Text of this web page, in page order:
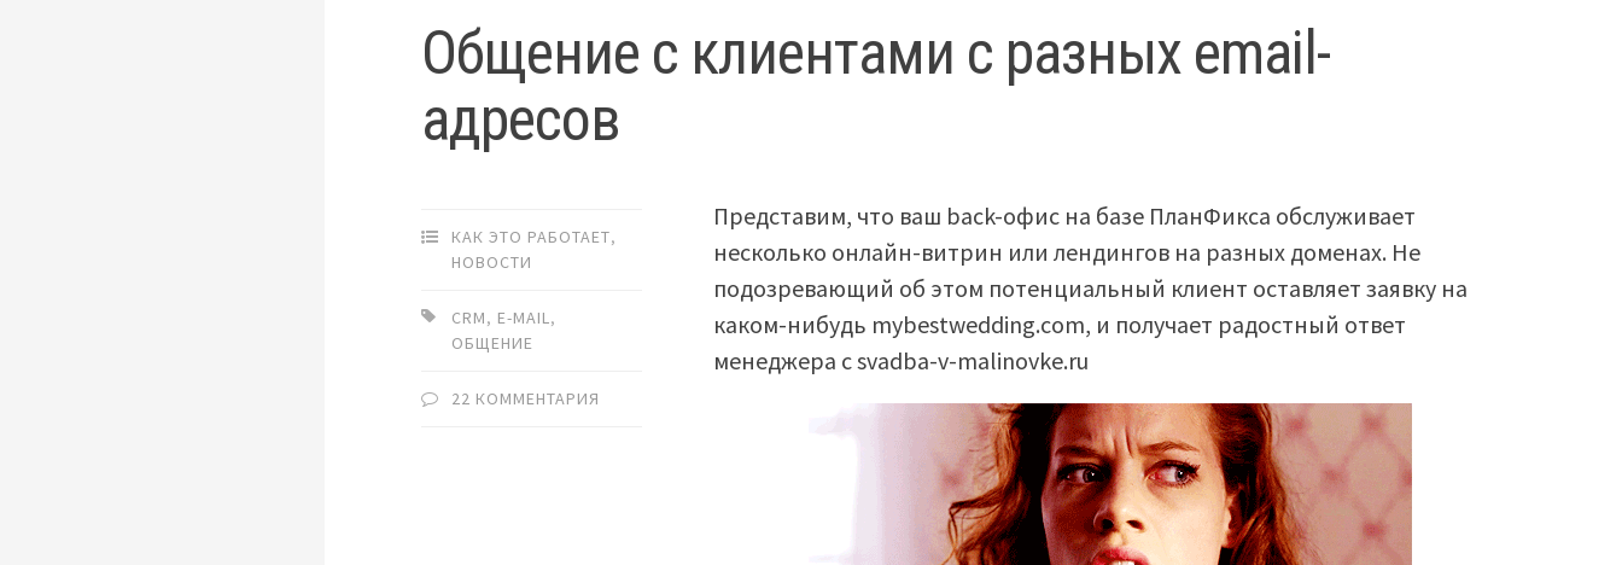
Общение с клиентами с разных email-
адресов
КАК ЭТО РАБОТАЕТ,
НОВОСТИ
CRM, E-MAIL,
ОБЩЕНИЕ
22 КОММЕНТАРИЯ
Представим, что ваш back-офис на базе ПланФикса обслуживает
несколько онлайн-витрин или лендингов на разных доменах. Не
подозревающий об этом потенциальный клиент оставляет заявку на
каком-нибудь mybestwedding.com, и получает радостный ответ
менеджера с svadba-v-malinovke.ru